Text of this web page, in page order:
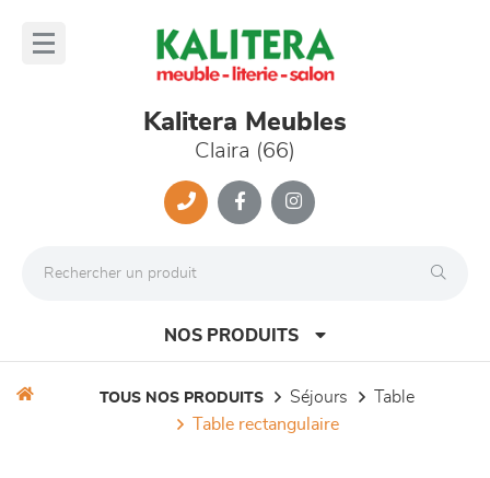
Kalitera Meubles
Claira (66)
NOS PRODUITS
TOUS NOS PRODUITS séjours
table
table rectangulaire